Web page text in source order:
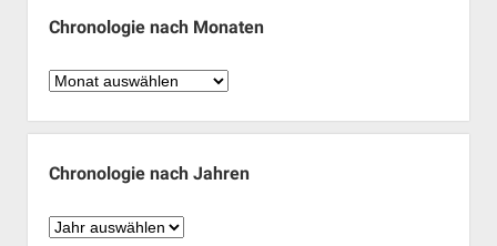
Chronologie nach Monaten
Chronologie
Monaten
Chronologie nach Jahren
Chronologie